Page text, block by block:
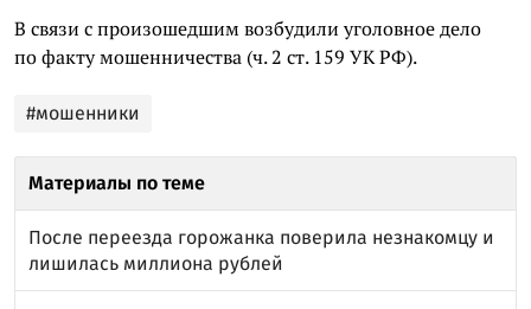
В связи с произошедшим возбудили уголовное дело
по факту мошенничества (ч. 2 ст. 159 УК РФ).
#мошенники
Материалы по теме
После переезда горожанка поверила незнакомцу и
лишилась миллиона рублей